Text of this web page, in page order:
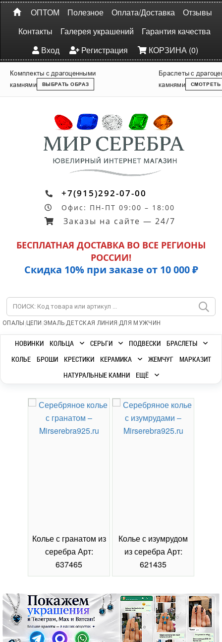
ОПТОМ Полезное Оплата/Доставка
Отзывы
Контакты
Галерея украшений
Гарантия качества
Вход
Регистрация КОРЗИНА (0)
Комплекты с драгоценными
камнями
ВЫБРАТЬ ОБРАЗ
Браслеты с
камнями
СМОТРЕТЬ
+7(915)292-07-00
Офис: ПН-ПТ 09:00 – 18:00
Заказы на сайте — 24/7
БЕСПЛАТНАЯ ДОСТАВКА ВО ВСЕ РЕГИОНЫ
РОССИИ!
Скидка 10% при заказе от 10 000 ₽
ОПАЛЫ | ЦЕПИ |ЭМАЛЬ|ДЕТСКАЯ ЛИНИЯ |ДЛЯ МУЖЧИН
НОВИНКИ КОЛЬЦА СЕРЬГИ ПОДВЕСКИ
БРАСЛЕТЫ
КОЛЬЕ
БРОШИ КРЕСТИКИ КЕРАМИКА ЖЕМЧУГ
МАРКАЗИТ
НАТУРАЛЬНЫЕ КАМНИ
ЕЩЁ
Колье с гранатом из
серебра Арт:
637465
Колье с изумрудом
из серебра Арт:
621435